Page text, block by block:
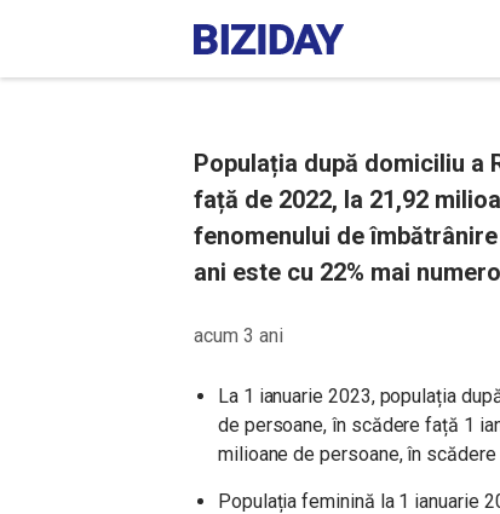
Populația după domiciliu a
față de 2022, la 21,92
fenomenului de
ani este cu 22% mai
acum 3 ani
La 1 ianuarie 2023, populația
de persoane, în scădere față 1
milioane de persoane, în
Populația feminină la 1 ianuarie